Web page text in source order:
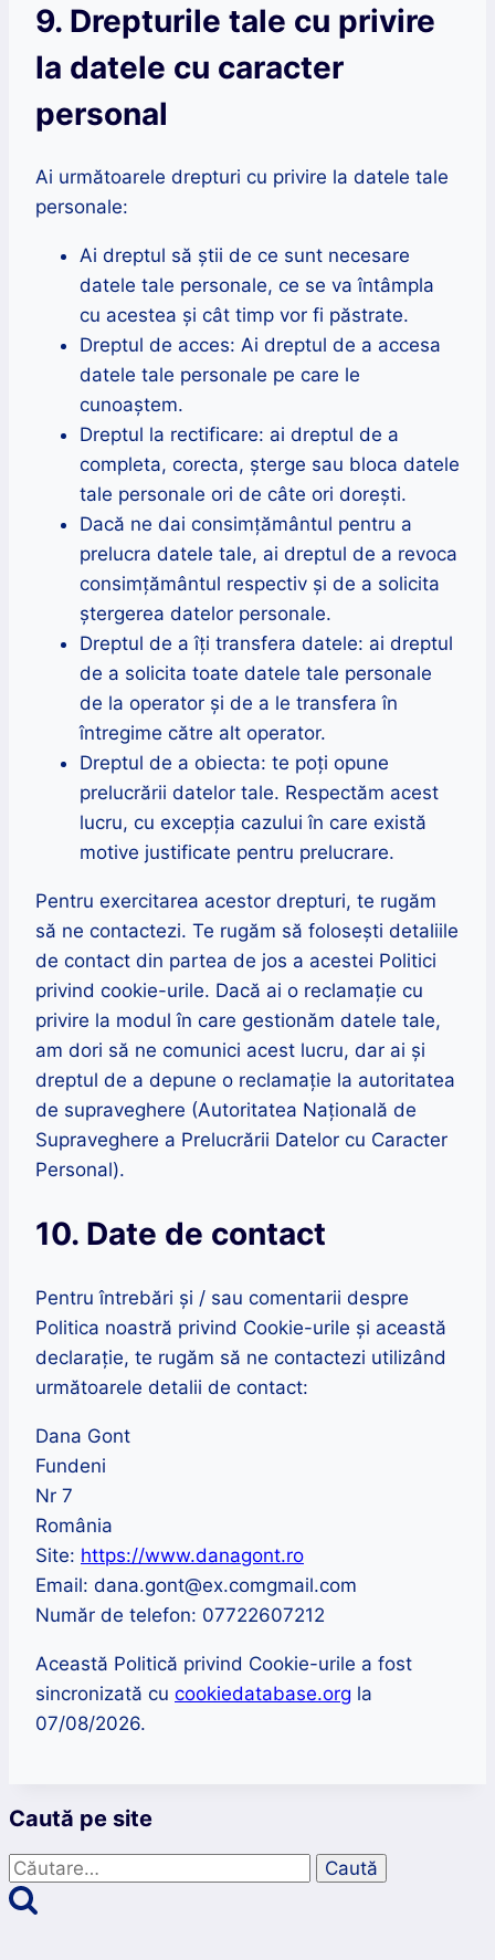
9. Drepturile tale cu privire
la datele cu caracter
personal
Ai următoarele drepturi cu privire la datele tale
personale:
Ai dreptul să știi de ce sunt necesare
datele tale personale, ce se va întâmpla
cu acestea și cât timp vor fi păstrate.
Dreptul de acces: Ai dreptul de a accesa
datele tale personale pe care le
cunoaștem.
Dreptul la rectificare: ai dreptul de a
completa, corecta, șterge sau bloca datele
tale personale ori de câte ori dorești.
Dacă ne dai consimțământul pentru a
prelucra datele tale, ai dreptul de a revoca
consimțământul respectiv și de a solicita
ștergerea datelor personale.
Dreptul de a îți transfera datele: ai dreptul
de a solicita toate datele tale personale
de la operator și de a le transfera în
întregime către alt operator.
Dreptul de a obiecta: te poți opune
prelucrării datelor tale. Respectăm acest
lucru, cu excepția cazului în care există
motive justificate pentru prelucrare.
Pentru exercitarea acestor drepturi, te rugăm
să ne contactezi. Te rugăm să folosești detaliile
de contact din partea de jos a acestei Politici
privind cookie-urile. Dacă ai o reclamație cu
privire la modul în care gestionăm datele tale,
am dori să ne comunici acest lucru, dar ai și
dreptul de a depune o reclamație la autoritatea
de supraveghere (Autoritatea Națională de
Supraveghere a Prelucrării Datelor cu Caracter
Personal).
10. Date de contact
Pentru întrebări și / sau comentarii despre
Politica noastră privind Cookie-urile și această
declarație, te rugăm să ne contactezi utilizând
următoarele detalii de contact:
Dana Gont
Fundeni
Nr 7
România
Site: https://www.danagont.ro
Email: dana.gont@ex.comgmail.com
Număr de telefon: 07722607212
Această Politică privind Cookie-urile a fost
sincronizată cu cookiedatabase.org la
07/08/2026.
Caută pe site
Caută
după: